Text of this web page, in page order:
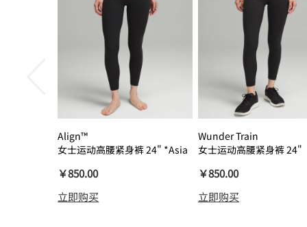
Align™
女士运动高腰紧身裤 24" *Asia
￥850.00
立即购买
Wunder Train
女士运动高腰紧身裤 24"
￥850.00
立即购买